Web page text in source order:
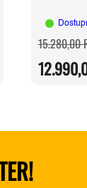
15.280,00